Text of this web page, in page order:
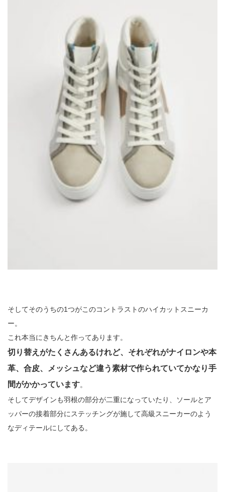
そしてそのうちの1つがこのコントラストのハイカットスニーカ
ー。
これ本当にきちんと作ってあります。
切り替えがたくさんあるけれど、それぞれがナイロンや本
革、合皮、メッシュなど違う素材で作られていてかなり手
間がかかっています。
そしてデザインも羽根の部分が二重になっていたり、ソールとア
ッパーの接着部分にステッチングが施して高級スニーカーのよう
なディテールにしてある。